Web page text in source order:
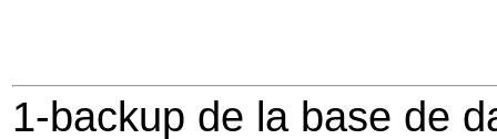
1-backup de la base de